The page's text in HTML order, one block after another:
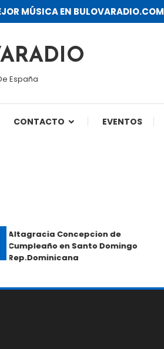
MÚSICA EN BULOVARADIO.COM
España
CONTACTO EVENTOS
Concepcion de
en Santo Domingo